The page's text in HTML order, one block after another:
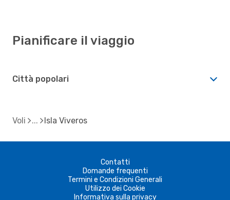
Pianificare il viaggio
Città popolari
Voli Isla Viveros
Contatti
Domande frequenti
Termini e Condizioni Generali
Utilizzo dei Cookie
Informativa sulla privacy